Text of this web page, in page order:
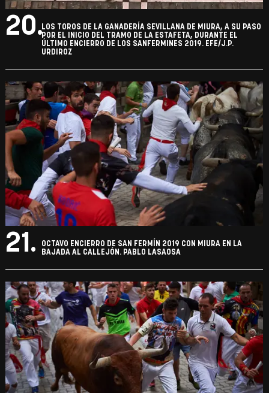
20.LOS TOROS DE LA GANADERÍA SEVILLANA DE MIURA, A SU PASO
POR EL INICIO DEL TRAMO DE LA ESTAFETA, DURANTE EL
ÚLTIMO ENCIERRO DE LOS SANFERMINES 2019. EFE/J.P.
URDIROZ
21.
OCTAVO ENCIERRO DE SAN FERMÍN 2019 CON MIURA EN LA
BAJADA AL CALLEJÓN. PABLO LASAOSA